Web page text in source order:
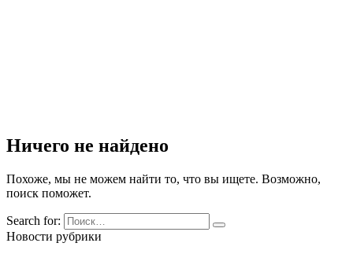
Ничего не найдено
Похоже, мы не можем найти то, что вы ищете. Возможно,
поиск поможет.
Search for:
Новости рубрики